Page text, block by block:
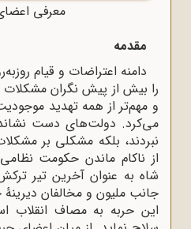
معرفی
مقدمه
دامنه اعتراضات و قیام
را بیش از پیش نگران مشکلات
و مهم‌تر از همه تهدید
می‌کرد. دولت‌های دست
نبردند، بلکه مشکلی بر
از ناکام ماندن حکومت
شاه به ‌عنوان آخرین تیر
جانب ملیون و مخالفان
این حربه به مصاف انقلاب